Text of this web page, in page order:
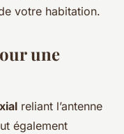
votre habitation.
une
reliant l’antenne
également